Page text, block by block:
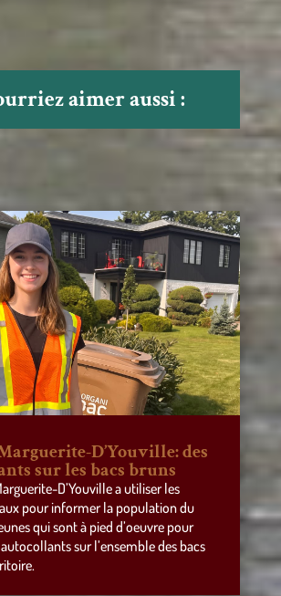
aimer aussi :
D’Youville: des
sur les bacs bruns
D’Youville a utiliser les
pour informer la population du
qui sont à pied d’oeuvre pour
sur l’ensemble des bacs